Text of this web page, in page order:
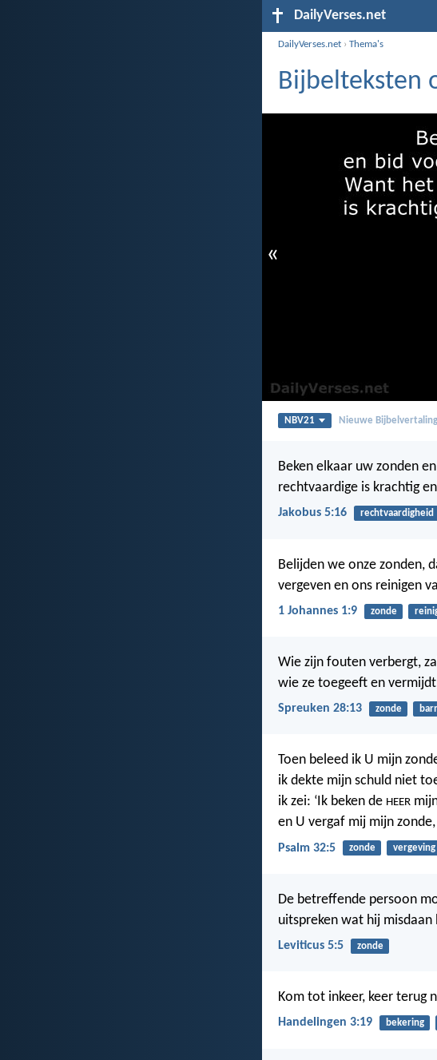
DailyVerses.net
DailyVerses.net ›Thema's
Bijbelteksten
«
NBV21 Nieuwe
Beken elkaar uw zonden
rechtvaardige is krachtig
Jakobus 5:16 rechtvaardigheid
Belijden we onze zonden,
vergeven en ons reinigen
1 Johannes 1:9 zonde
Wie zijn fouten verbergt,
wie ze toegeeft en
Spreuken 28:13 zonde
Toen beleed ik U mijn
ik dekte mijn schuld niet
ik zei: ‘Ik beken de HEER
en U vergaf mij mijn
Psalm 32:5 zonde vergeving
De betreffende persoon
uitspreken wat hij misdaan
Leviticus 5:5 zonde
Kom tot inkeer, keer terug
Handelingen 3:19 bekering